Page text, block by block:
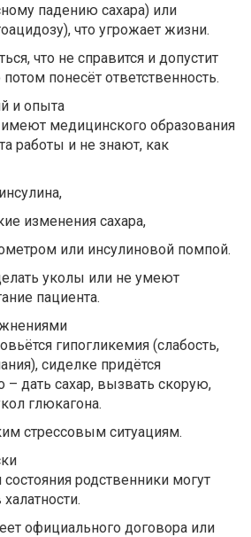
падению сахара) или
что угрожает жизни.
что не справится и допустит
понесёт ответственность.
и опыта
медицинского образования
работы и не знают, как
изменения сахара,
или инсулиновой помпой.
уколы или не умеют
пациента.
гипогликемия (слабость,
сиделке придётся
– дать сахар, вызвать скорую,
глюкагона.
стрессовым ситуациям.
родственники могут
официального договора или